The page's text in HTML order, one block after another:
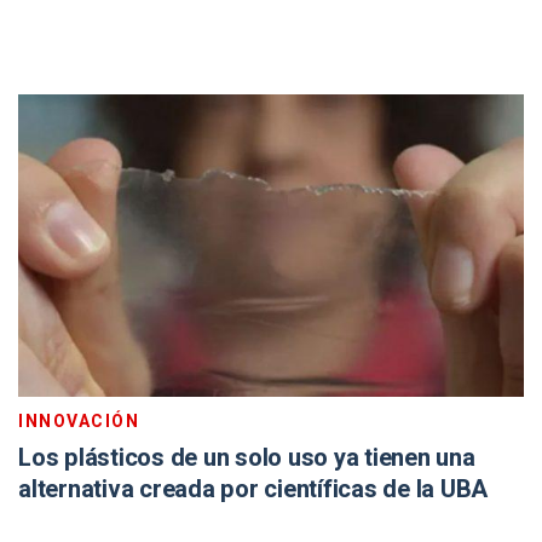
INNOVACIÓN
Los plásticos de un solo uso ya tienen una
alternativa creada por científicas de la UBA